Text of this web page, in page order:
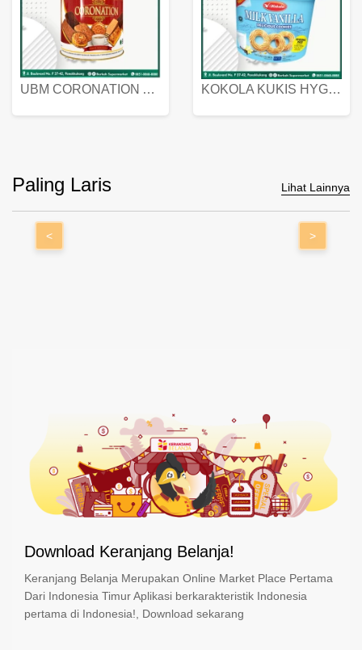
UBM CORONATION ASSORTED BISKUIT KALENG 450 GRAM KOKOLA KUKIS HYGIENIC MILK VANILLA PACK 320 GR
Paling Laris Lihat Lainnya
< >
Download Keranjang Belanja!
Keranjang Belanja Merupakan Online Market Place Pertama
Dari Indonesia Timur Aplikasi berkarakteristik Indonesia
pertama di Indonesia!, Download sekarang